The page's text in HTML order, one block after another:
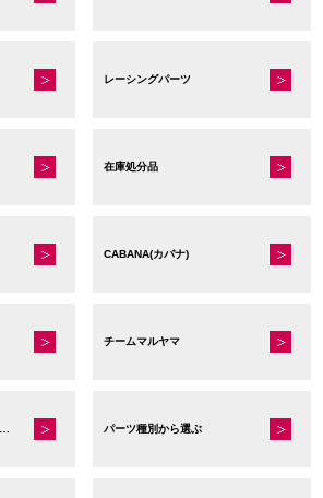
レーシングパーツ
在庫処分品
CABANA(カバナ)
チームマルヤマ
パーツ種別から選ぶ